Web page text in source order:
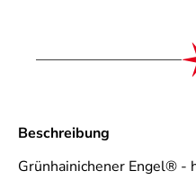
Beschreibung
Grünhainichener Engel® -